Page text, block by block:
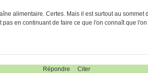
alimentaire. Certes. Mais il est surtout au sommet
en continuant de faire ce que l'on connaît que
Répondre Citer